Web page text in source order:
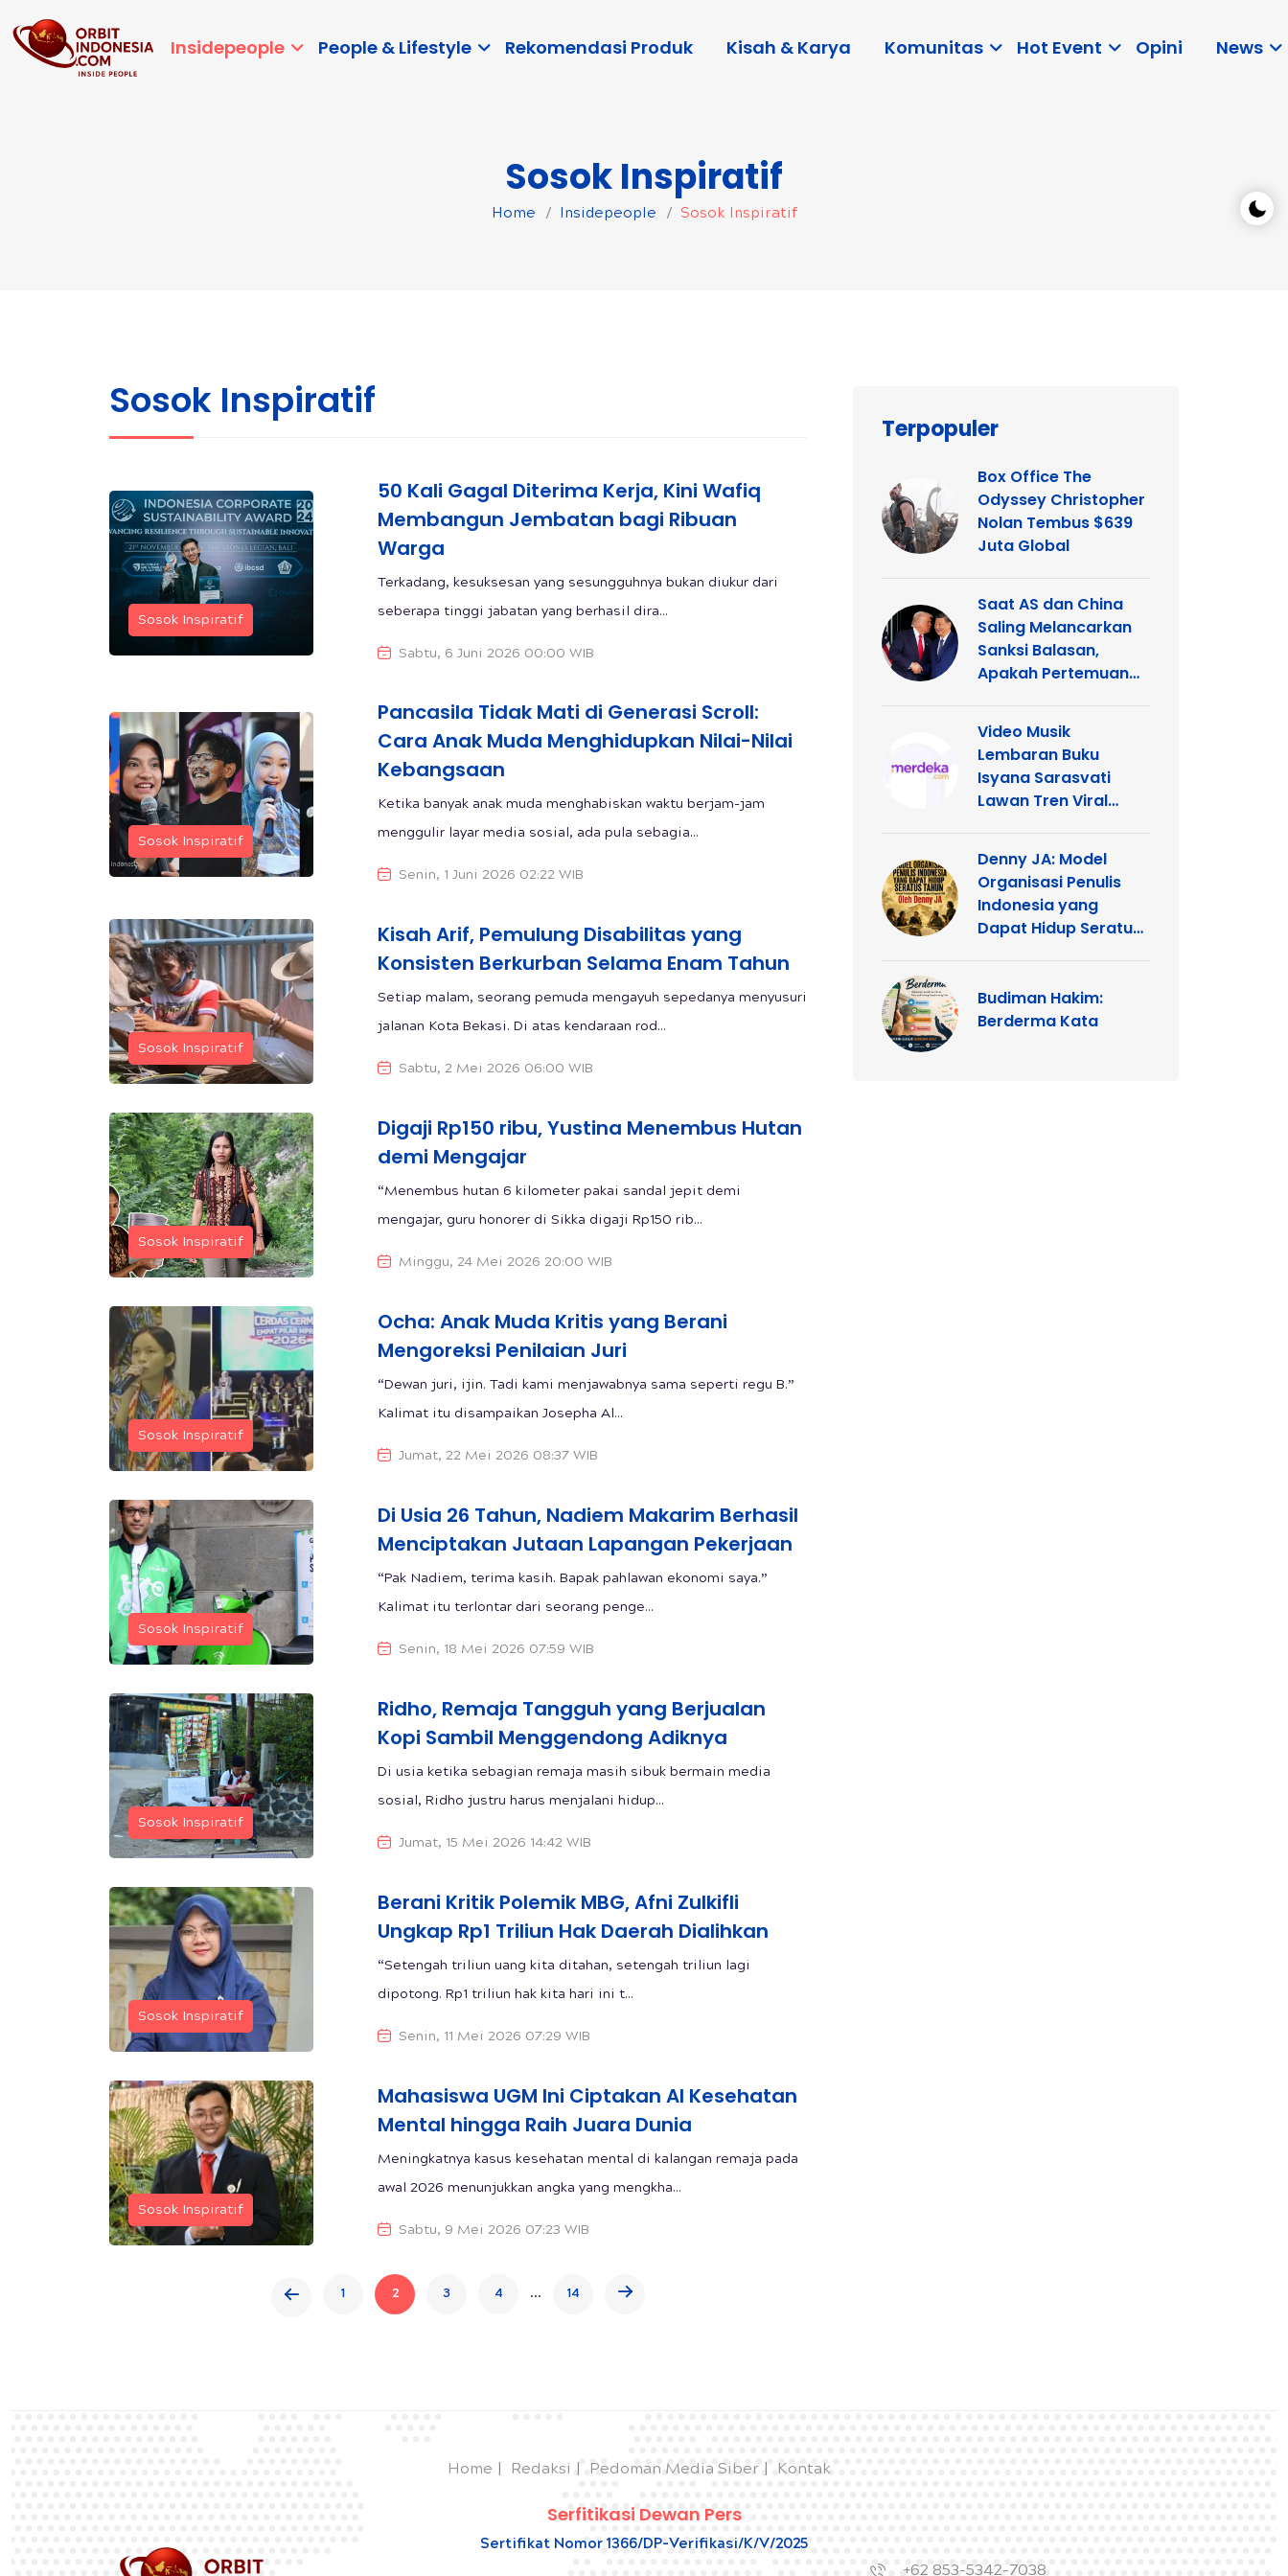
Insidepeople People & Lifestyle Rekomendasi Produk Kisah & Karya Komunitas Hot Event Opini News
Sosok Inspiratif
Home Insidepeople Sosok Inspiratif
Sosok Inspiratif
Sosok Inspiratif
50 Kali Gagal Diterima Kerja, Kini Wafiq
Membangun Jembatan bagi Ribuan
Warga
Terkadang, kesuksesan yang sesungguhnya bukan diukur dari
seberapa tinggi jabatan yang berhasil dira...
Sabtu, 6 Juni 2026 00:00 WIB
Sosok Inspiratif
Pancasila Tidak Mati di Generasi Scroll:
Cara Anak Muda Menghidupkan Nilai-Nilai
Kebangsaan
Ketika banyak anak muda menghabiskan waktu berjam-jam
menggulir layar media sosial, ada pula sebagia...
Senin, 1 Juni 2026 02:22 WIB
Sosok Inspiratif
Kisah Arif, Pemulung Disabilitas yang
Konsisten Berkurban Selama Enam Tahun
Setiap malam, seorang pemuda mengayuh sepedanya menyusuri
jalanan Kota Bekasi. Di atas kendaraan rod...
Sabtu, 2 Mei 2026 06:00 WIB
Sosok Inspiratif
Digaji Rp150 ribu, Yustina Menembus Hutan
demi Mengajar
“Menembus hutan 6 kilometer pakai sandal jepit demi
mengajar, guru honorer di Sikka digaji Rp150 rib...
Minggu, 24 Mei 2026 20:00 WIB
Sosok Inspiratif
Ocha: Anak Muda Kritis yang Berani
Mengoreksi Penilaian Juri
“Dewan juri, ijin. Tadi kami menjawabnya sama seperti regu B.”
Kalimat itu disampaikan Josepha Al...
Jumat, 22 Mei 2026 08:37 WIB
Sosok Inspiratif
Di Usia 26 Tahun, Nadiem Makarim Berhasil
Menciptakan Jutaan Lapangan Pekerjaan
“Pak Nadiem, terima kasih. Bapak pahlawan ekonomi saya.”
Kalimat itu terlontar dari seorang penge...
Senin, 18 Mei 2026 07:59 WIB
Sosok Inspiratif
Ridho, Remaja Tangguh yang Berjualan
Kopi Sambil Menggendong Adiknya
Di usia ketika sebagian remaja masih sibuk bermain media
sosial, Ridho justru harus menjalani hidup...
Jumat, 15 Mei 2026 14:42 WIB
Sosok Inspiratif
Berani Kritik Polemik MBG, Afni Zulkifli
Ungkap Rp1 Triliun Hak Daerah Dialihkan
“Setengah triliun uang kita ditahan, setengah triliun lagi
dipotong. Rp1 triliun hak kita hari ini t...
Senin, 11 Mei 2026 07:29 WIB
Sosok Inspiratif
Mahasiswa UGM Ini Ciptakan AI Kesehatan
Mental hingga Raih Juara Dunia
Meningkatnya kasus kesehatan mental di kalangan remaja pada
awal 2026 menunjukkan angka yang mengkha...
Sabtu, 9 Mei 2026 07:23 WIB
1 2 3 4 ... 14
Terpopuler
Box Office The
Odyssey Christopher
Nolan Tembus $639
Juta Global
Saat AS dan China
Saling Melancarkan
Sanksi Balasan,
Apakah Pertemuan
Terancam?
Video Musik
Lembaran Buku
Isyana Sarasvati
Lawan Tren Viral
Denny JA: Model
Organisasi Penulis
Indonesia yang
Dapat Hidup Seratus
Budiman Hakim:
Berderma Kata
Home Redaksi Pedoman Media Siber Kontak
Serfitikasi Dewan Pers
Sertifikat Nomor 1366/DP-Verifikasi/K/V/2025
+62 853-5342-7038